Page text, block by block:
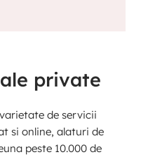
private
de servicii
si online, alaturi de
peste 10.000 de